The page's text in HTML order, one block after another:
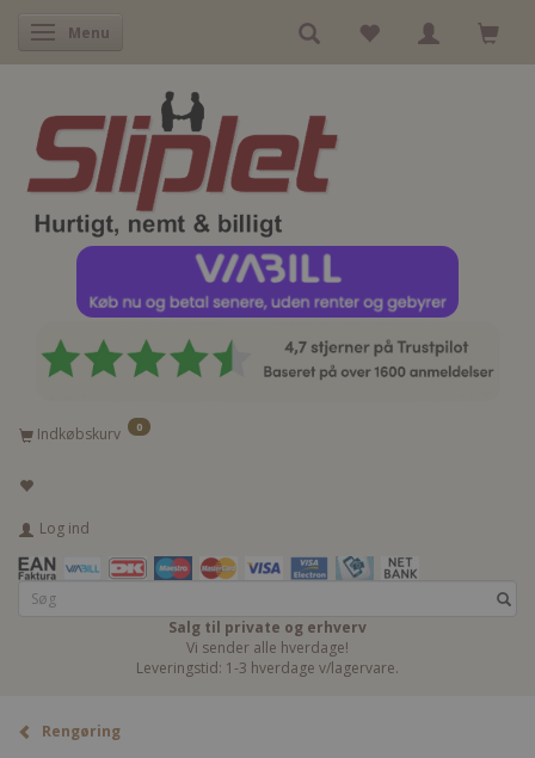
Skifte navigation
Menu
Indkøbskurv 0
Log ind
Salg til private og erhverv
Vi sender alle hverdage!
Leveringstid: 1-3 hverdage v/lagervare.
Rengøring